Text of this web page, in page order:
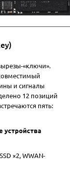
«ключи».
и сигналы
12 позиций
пять:
устройства
×2, WWAN-